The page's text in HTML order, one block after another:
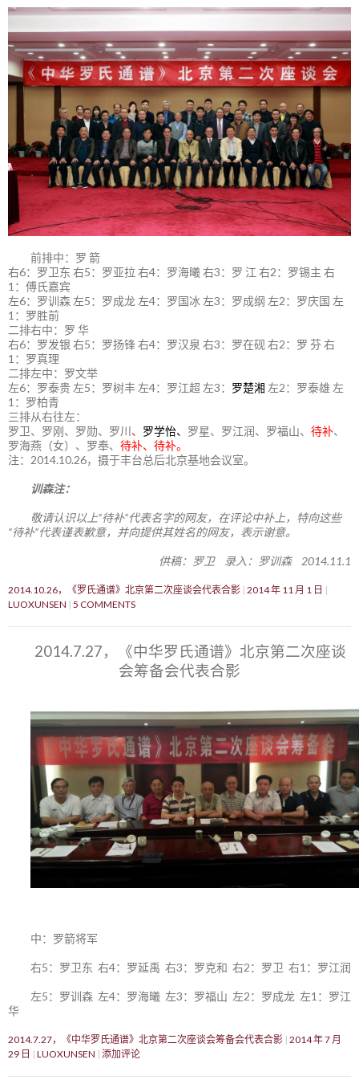
前排中：罗 箭
右6：罗卫东 右5：罗亚拉 右4：罗海曦 右3：罗 江 右2：罗锡主 右
1：傅氏嘉宾
左6：罗训森 左5：罗成龙 左4：罗国冰 左3：罗成纲 左2：罗庆国 左
1：罗胜前
二排右中：罗 华
右6：罗发银 右5：罗扬锋 右4：罗汉泉 右3：罗在砚 右2：罗 芬 右
1：罗真理
二排左中：罗文举
左6：罗泰贵 左5：罗树丰 左4：罗江超 左3： 罗楚湘 左2：罗泰雄 左
1：罗柏青
三排从右往左：
罗卫、罗刚、罗勋、罗川 、 罗学怡、 罗星、罗江润、罗福山、 待补、
罗海燕（女）、罗奉、 待补、待补。
注：2014.10.26，摄于丰台总后北京基地会议室。
训森注：
敬请认识以上“待补”代表名字的网友，在评论中补上，特向这些
“待补”代表谨表歉意，并向提供其姓名的网友，表示谢意。
供稿：罗卫 录入：罗训森 2014.11.1
2014.10.26，《罗氏通谱》北京第二次座谈会代表合影 2014 年 11 月 1 日
LUOXUNSEN 5 COMMENTS
2014.7.27，《中华罗氏通谱》北京第二次座谈
会筹备会代表合影
中：罗箭将军
右5：罗卫东 右4：罗延禹 右3：罗克和 右2：罗卫 右1：罗江润
左5：罗训森 左4：罗海曦 左3：罗福山 左2：罗成龙 左1：罗江
华
2014.7.27，《中华罗氏通谱》北京第二次座谈会筹备会代表合影 2014 年 7 月
29 日
LUOXUNSEN 添加评论